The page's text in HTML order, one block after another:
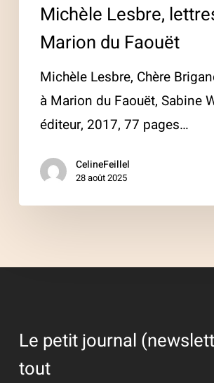
Michèle Lesbre,
Marion du Faouët
Michèle Lesbre, Chère
à Marion du Faouët, Sabine
éditeur, 2017, 77 pages…
CelineFeillel
28 août 2025
Le petit journal
tout